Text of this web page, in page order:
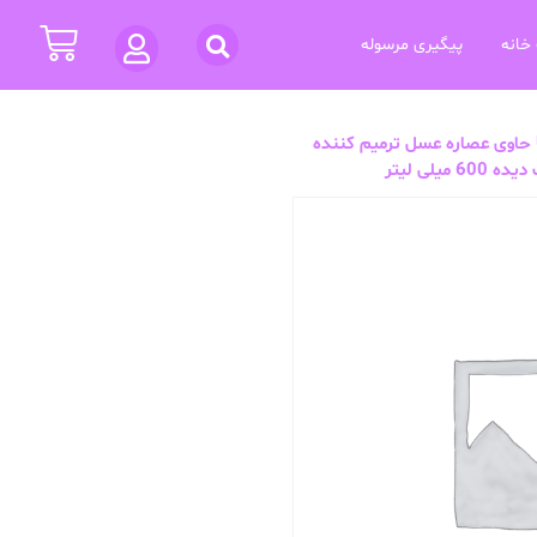
پیگیری مرسوله
شامپو گارنیر سری Ultra Dolce حاوی عصاره عسل ترمیم کننده
لیتر